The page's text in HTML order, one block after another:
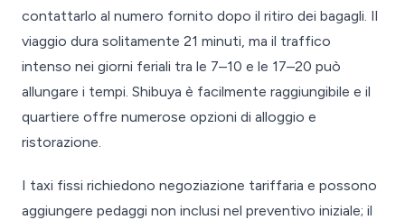
contattarlo al numero fornito dopo il ritiro dei bagagli. Il
viaggio dura solitamente 21 minuti, ma il traffico
intenso nei giorni feriali tra le 7–10 e le 17–20 può
allungare i tempi. Shibuya è facilmente raggiungibile e il
quartiere offre numerose opzioni di alloggio e
ristorazione.
I taxi fissi richiedono negoziazione tariffaria e possono
aggiungere pedaggi non inclusi nel preventivo iniziale; il